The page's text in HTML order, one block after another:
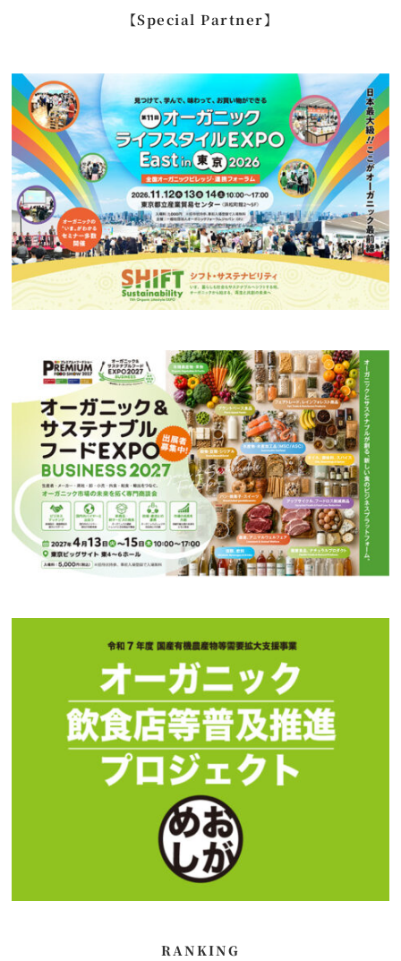
【Special Partner】
RANKING